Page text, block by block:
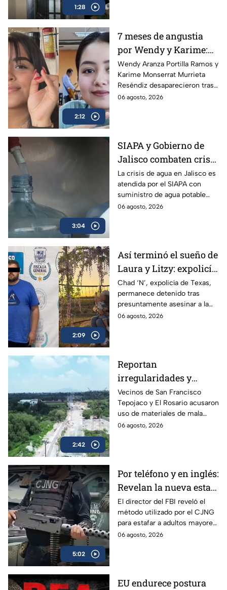
1:28
2:12
7 meses de angustia
por Wendy y Karime:
desaparecieron tras
acudir a funeral de
reportero en Veracruz
Wendy Aranza Portilla Ramos y
Karime Monserrat Murrieta
Reséndiz desaparecieron tras
asistir al funeral del reportero
06 agosto, 2026
3:04
SIAPA y Gobierno de
Jalisco combaten crisis
de agua y llevan
suministro potable
gratuito a colonias
afectadas
La crisis de agua en Jalisco es
atendida por el SIAPA con
suministro de agua potable
gratuito, nuevas obras de
06 agosto, 2026
2:09
Así terminó el sueño de
Laura y Litzy: expolicía
de Texas permanece
detenido por
multihomicidio en
Saltillo
Chad ‘N’, expolicía de Texas,
permanece detenido tras
presuntamente asesinar a la
familia de su expareja en
06 agosto, 2026
2:42
Reportan
irregularidades y
posible desvío de
recursos en obras
viales de Cuautitlán
Izcalli, Edomex
Vecinos de San Francisco
Tepojaco y El Rosario acusaron
uso de materiales de mala
calidad en una obra de 23
06 agosto, 2026
5:02
Por teléfono y en inglés:
Revelan la nueva estafa
del CJNG a adultos
mayores de Estados
Unidos
El director del FBI reveló el
método utilizado por el CJNG
para estafar a adultos mayores
de Estados Unidos desde
06 agosto, 2026
EU endurece postura